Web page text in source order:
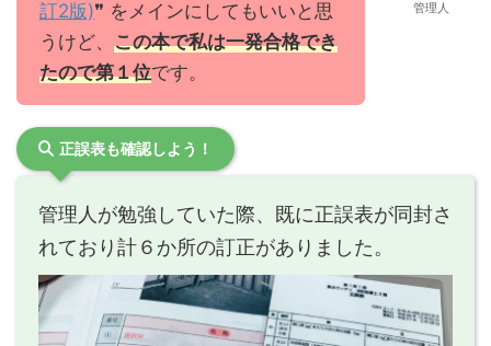
訂2版)❞ をメインにしてもいいと思
うけど、 この本で私は一発合格でき
たので第１位です。
管理人
正誤表も確認しよう！
管理人が勉強していた際、既に正誤表が同封さ
れており計６か所の訂正がありました。